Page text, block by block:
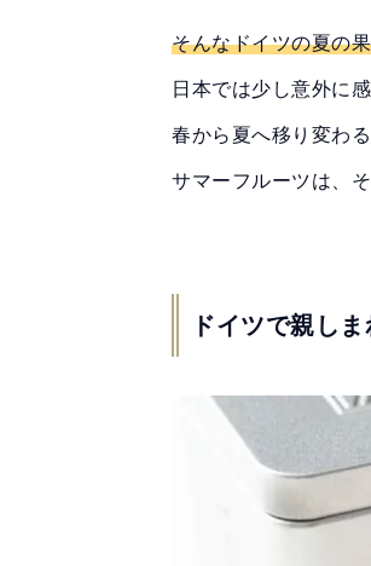
そんなドイツの夏の
日本では少し意外に
春から夏へ移り変わ
サマーフルーツは、
ドイツで親し